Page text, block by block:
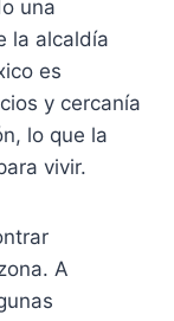
una
la alcaldía
es
y cercanía
lo que la
vivir.
A